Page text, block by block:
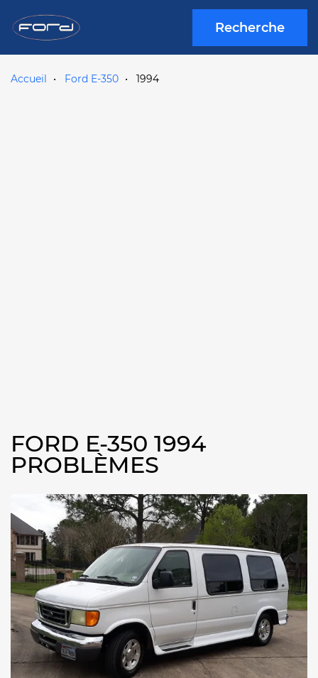
Recherche
Accueil Ford E-350 1994
FORD E-350 1994
PROBLÈMES